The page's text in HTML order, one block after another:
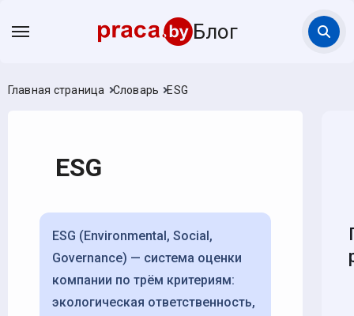
Блог
Главная страница Словарь ESG
ESG
ESG (Environmental, Social,
Governance) — система оценки
компании по трём критериям:
экологическая ответственность,